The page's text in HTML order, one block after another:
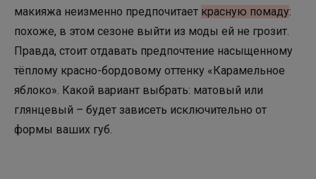
макияжа неизменно предпочитает красную помаду:
похоже, в этом сезоне выйти из моды ей не грозит.
Правда, стоит отдавать предпочтение насыщенному
тёплому красно-бордовому оттенку «Карамельное
яблоко». Какой вариант выбрать: матовый или
глянцевый – будет зависеть исключительно от
формы ваших губ.